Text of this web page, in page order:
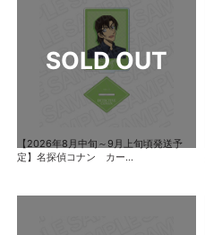
【2026年8月中旬～9月上旬頃発送予
定】名探偵コナン カー...